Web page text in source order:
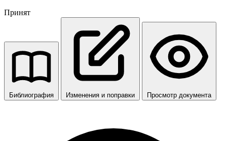
Принят
Библиография Изменения и поправки Просмотр документа